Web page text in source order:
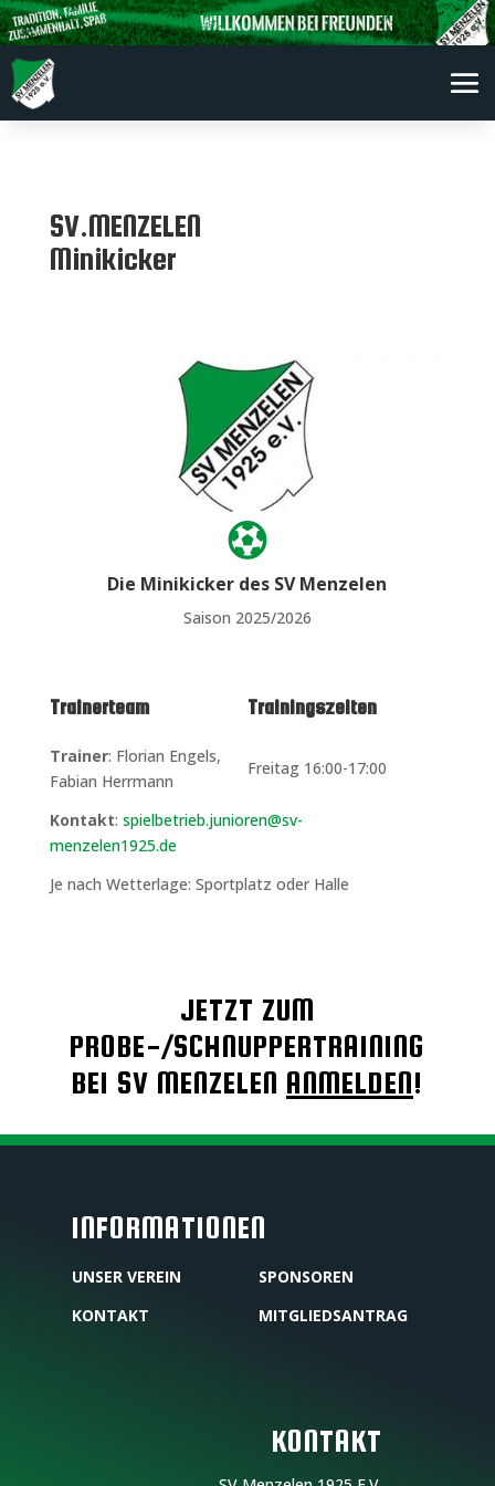
SV.MENZELEN
Minikicker

Die Minikicker des SV Menzelen
Saison 2025/2026
Trainerteam Trainingszeiten
Trainer: Florian Engels,
Fabian Herrmann
Freitag 16:00-17:00
Kontakt: spielbetrieb.junioren@sv-
menzelen1925.de
Je nach Wetterlage: Sportplatz oder Halle
JETZT ZUM
PROBE-/SCHNUPPERTRAINING
BEI SV MENZELEN ANMELDEN!
INFORMATIONEN
UNSER VEREIN
SPONSOREN
KONTAKT
MITGLIEDSANTRAG
KONTAKT